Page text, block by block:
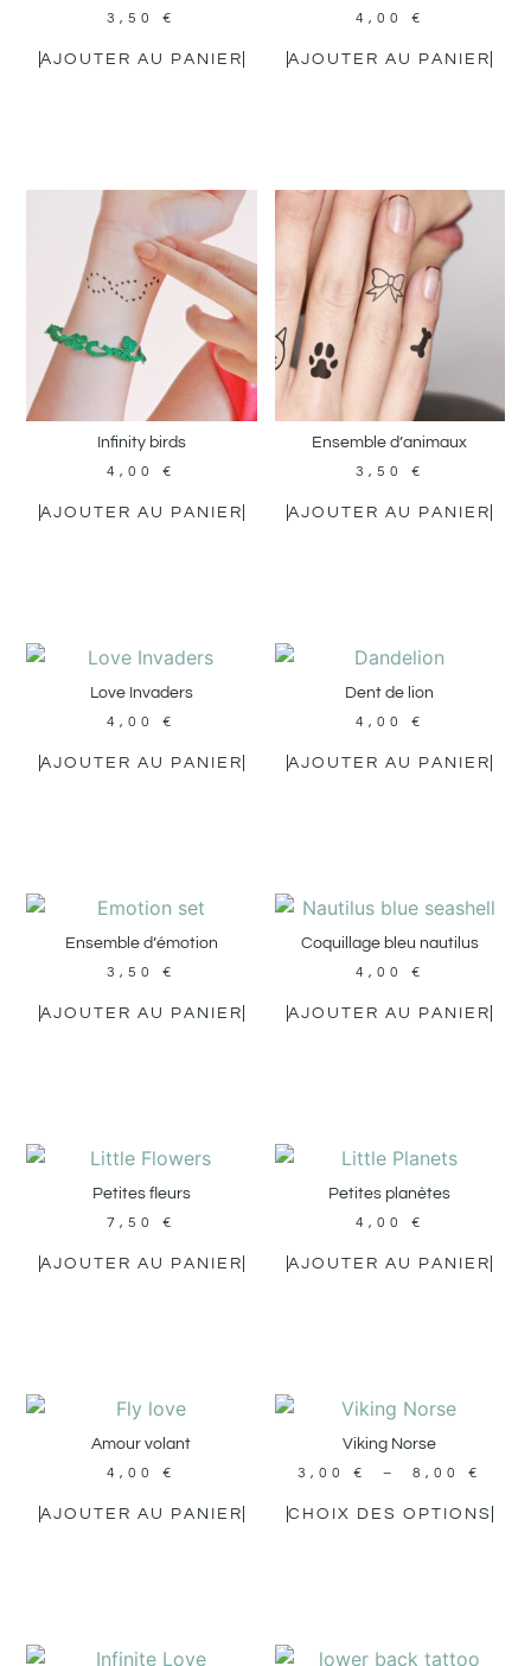
3,50€
AJOUTER AU PANIER
4,00 €
AJOUTER AU PANIER
Infinity birds‏
4,00€
AJOUTER AU PANIER
Ensemble d’animaux
3,50 €
AJOUTER AU PANIER
Love Invaders
4,00€
AJOUTER AU PANIER
Dent de lion
4,00 €
AJOUTER AU PANIER
Ensemble d’émotion
3,50€
AJOUTER AU PANIER
Coquillage bleu nautilus
4,00 €
AJOUTER AU PANIER
Petites fleurs
7,50€
AJOUTER AU PANIER
Petites planètes
4,00 €
AJOUTER AU PANIER
Amour volant
4,00€
AJOUTER AU PANIER
Viking Norse
3,00€ – 8,00€
CHOIX DES OPTIONS